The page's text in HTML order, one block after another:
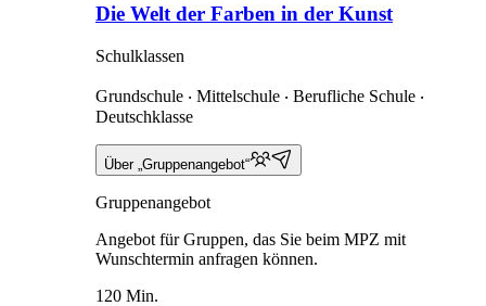
Die Welt der Farben in der Kunst
Schulklassen
Grundschule ‧ Mittelschule ‧ Berufliche Schule ‧
Deutschklasse
Über „Gruppenangebot“
Gruppenangebot
Angebot für Gruppen, das Sie beim MPZ mit
Wunschtermin anfragen können.
120 Min.